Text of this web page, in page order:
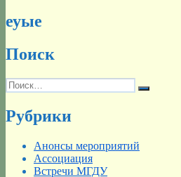
еуые
Поиск
Искать:
Поиск
Рубрики
Анонсы мероприятий
Ассоциация
Встречи МГДУ